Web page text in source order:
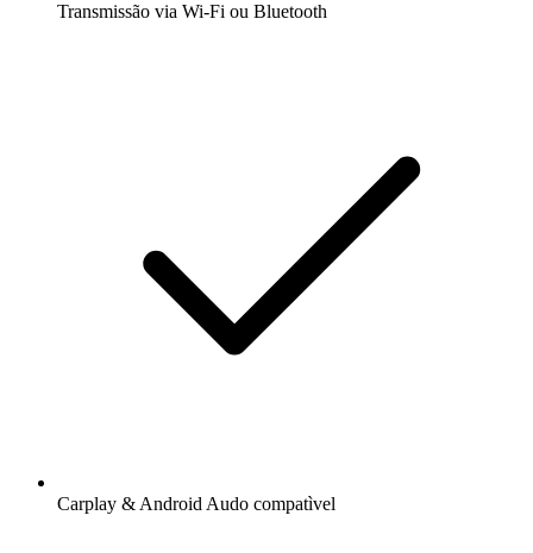
Transmissão via Wi-Fi ou Bluetooth
Carplay & Android Audo compatìvel